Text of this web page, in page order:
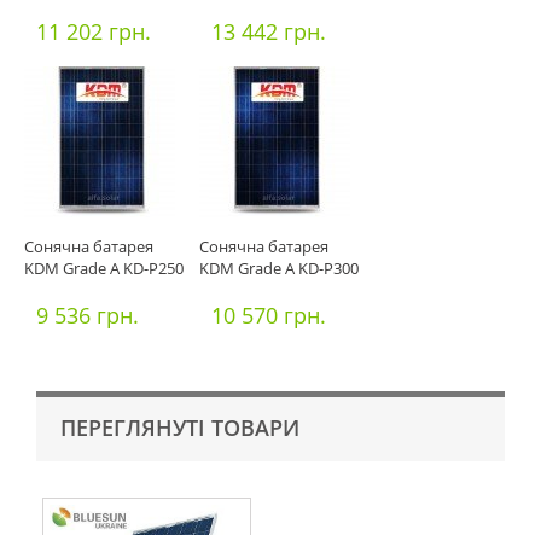
11 202 грн. 13 442 грн.
Сонячна батарея
KDM Grade A KD-P250
9 536 грн.
Сонячна батарея
KDM Grade A KD-P300
10 570 грн.
ПЕРЕГЛЯНУТІ ТОВАРИ